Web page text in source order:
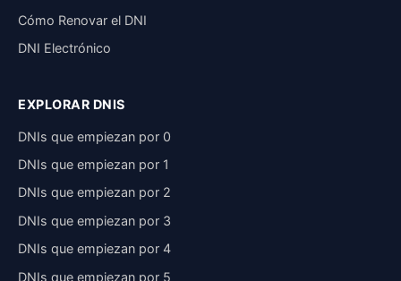
Cómo Renovar el DNI
DNI Electrónico
EXPLORAR DNIS
DNIs que empiezan por 0
DNIs que empiezan por 1
DNIs que empiezan por 2
DNIs que empiezan por 3
DNIs que empiezan por 4
DNIs que empiezan por 5